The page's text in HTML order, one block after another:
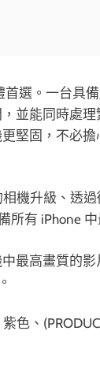
選。一台具
並能同時處
堅固，不必
機升級、透
所有 iPhone
最高畫質的
色、